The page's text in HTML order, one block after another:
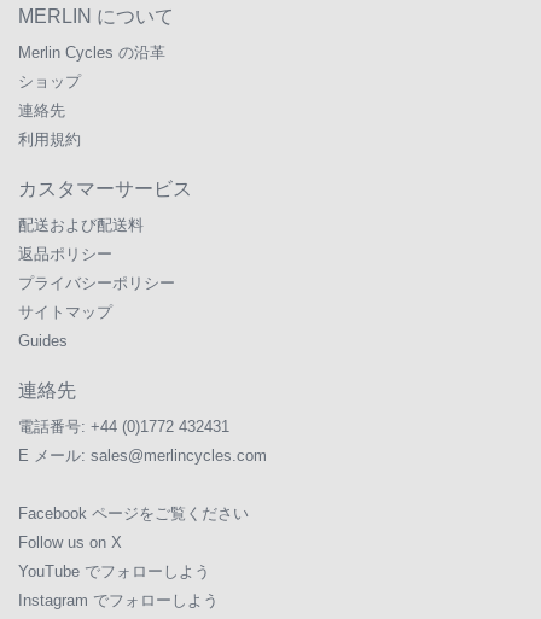
MERLIN について
Merlin Cycles の沿革
ショップ
連絡先
利用規約
カスタマーサービス
配送および配送料
返品ポリシー
プライバシーポリシー
サイトマップ
Guides
連絡先
電話番号: +44 (0)1772 432431
E メール: sales@merlincycles.com
Facebook ページをご覧ください
Follow us on X
YouTube でフォローしよう
Instagram でフォローしよう